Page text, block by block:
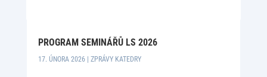
PROGRAM SEMINÁŘŮ LS 2026
17. ÚNORA 2026| ZPRÁVY KATEDRY